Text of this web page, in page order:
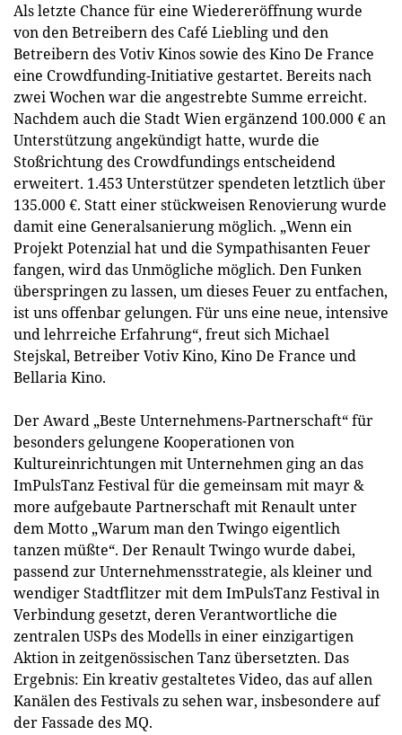
Als letzte Chance für eine Wiedereröffnung wurde
von den Betreibern des Café Liebling und den
Betreibern des Votiv Kinos sowie des Kino De France
eine Crowdfunding-Initiative gestartet. Bereits nach
zwei Wochen war die angestrebte Summe erreicht.
Nachdem auch die Stadt Wien ergänzend 100.000 € an
Unterstützung angekündigt hatte, wurde die
Stoßrichtung des Crowdfundings entscheidend
erweitert. 1.453 Unterstützer spendeten letztlich über
135.000 €. Statt einer stückweisen Renovierung wurde
damit eine Generalsanierung möglich. „Wenn ein
Projekt Potenzial hat und die Sympathisanten Feuer
fangen, wird das Unmögliche möglich. Den Funken
überspringen zu lassen, um dieses Feuer zu entfachen,
ist uns offenbar gelungen. Für uns eine neue, intensive
und lehrreiche Erfahrung“, freut sich Michael
Stejskal, Betreiber Votiv Kino, Kino De France und
Bellaria Kino.
Der Award „Beste Unternehmens-Partnerschaft“ für
besonders gelungene Kooperationen von
Kultureinrichtungen mit Unternehmen ging an das
ImPulsTanz Festival für die gemeinsam mit mayr &
more aufgebaute Partnerschaft mit Renault unter
dem Motto „Warum man den Twingo eigentlich
tanzen müßte“. Der Renault Twingo wurde dabei,
passend zur Unternehmensstrategie, als kleiner und
wendiger Stadtflitzer mit dem ImPulsTanz Festival in
Verbindung gesetzt, deren Verantwortliche die
zentralen USPs des Modells in einer einzigartigen
Aktion in zeitgenössischen Tanz übersetzten. Das
Ergebnis: Ein kreativ gestaltetes Video, das auf allen
Kanälen des Festivals zu sehen war, insbesondere auf
der Fassade des MQ.